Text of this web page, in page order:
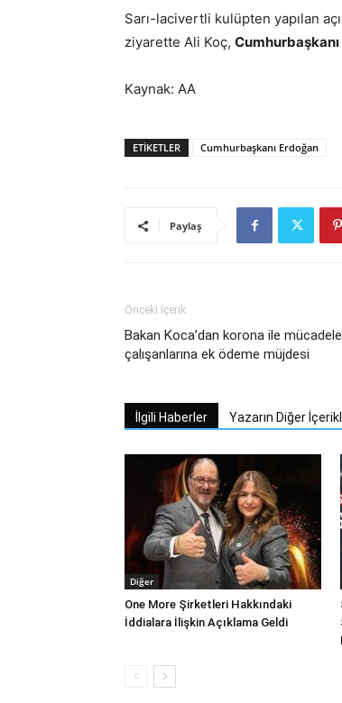
Sarı-lacivertli kulüpten yapılan
ziyarette Ali Koç,
Kaynak: AA
ETIKETLER Cumhurbaşkanı Erdoğan
Paylaş
Önceki İçerik
Bakan Koca’dan korona ile
çalışanlarına ek ödeme müjdesi
İlgili Haberler Yazarın Diğer
Diğer
One More Şirketleri Hakkındaki
İddialara İlişkin Açıklama Geldi